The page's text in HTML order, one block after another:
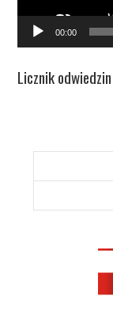
00:00
Licznik odwiedzin